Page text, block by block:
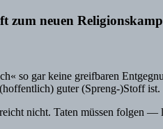
zum neuen
so gar keine greifbaren
guter (Spreng-)Stoff ist.
nicht. Taten müssen folgen —